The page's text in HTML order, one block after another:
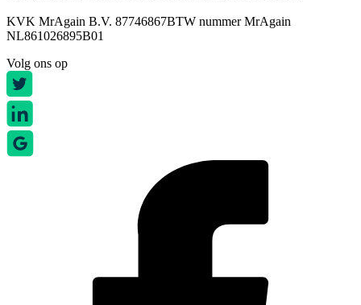
KVK MrAgain B.V. 87746867BTW nummer MrAgain
NL861026895B01
Volg ons op